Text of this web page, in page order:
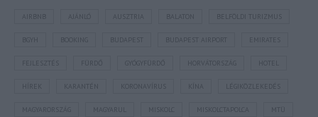
AUSZTRIA BALATON BELFÖLDI TURIZMUS
BUDAPEST BUDAPEST AIRPORT EMIRATES
FEJLESZTÉS HORVÁTORSZÁG HOTEL
KARANTÉN LÉGIKÖZLEKEDÉS
MAGYARORSZÁG MISKOLCTAPOLCA MTÜ